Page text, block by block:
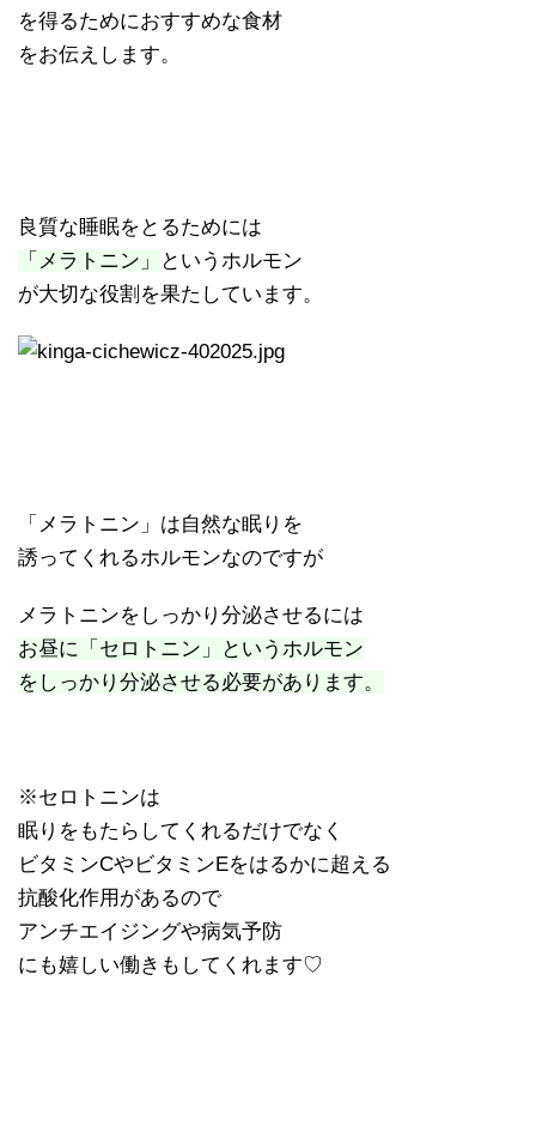
を得るためにおすすめな食材
をお伝えします。
良質な睡眠をとるためには
「メラトニン」
というホルモン
が大切な役割を果たしています。
「メラトニン」は自然な眠りを
誘ってくれるホルモンなのですが
メラトニンをしっかり分泌させるには
お昼に「セロトニン」というホルモン
をしっかり分泌させる必要があります。
※セロトニンは
眠りをもたらしてくれるだけでなく
ビタミンCやビタミンEをはるかに超える
抗酸化作用があるので
アンチエイジングや病気予防
にも嬉しい働きもしてくれます♡